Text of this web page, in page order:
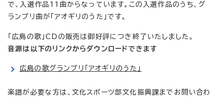
で、入選作品11曲からなっています。この入選作品のうち、グ
ランプリ曲が「アオギリのうた」です。
「広島の歌」CDの販売は御好評につき終了いたしました。
音源は以下のリンクからダウンロードできます
広島の歌グランプリ「アオギリのうた」
楽譜が必要な方は、文化スポーツ部文化振興課までお問い合わ